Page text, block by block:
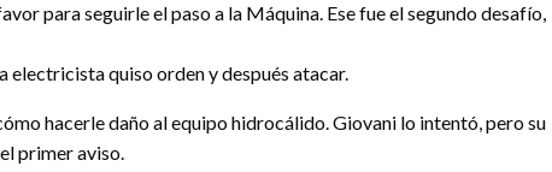
para seguirle el paso a la Máquina. Ese fue el segundo desafío,
electricista quiso orden y después atacar.
hacerle daño al equipo hidrocálido. Giovani lo intentó, pero su
primer aviso.